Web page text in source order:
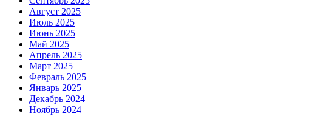
Август 2025
Июль 2025
Июнь 2025
Май 2025
Апрель 2025
Март 2025
Февраль 2025
Январь 2025
Декабрь 2024
Ноябрь 2024